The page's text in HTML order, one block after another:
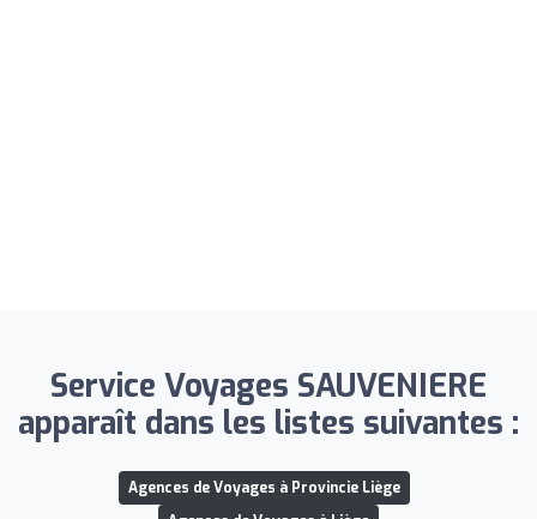
Service Voyages SAUVENIERE
apparaît dans les listes suivantes :
Agences de Voyages à Provincie Liège